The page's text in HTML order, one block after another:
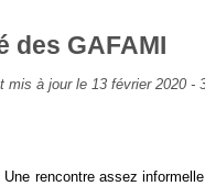
des GAFAMI
mis à jour le 13 février 2020 -
rencontre assez